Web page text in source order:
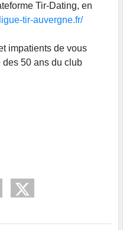
Tir-Dating, en
tir-auvergne.fr/
impatients de vous
des 50 ans du club